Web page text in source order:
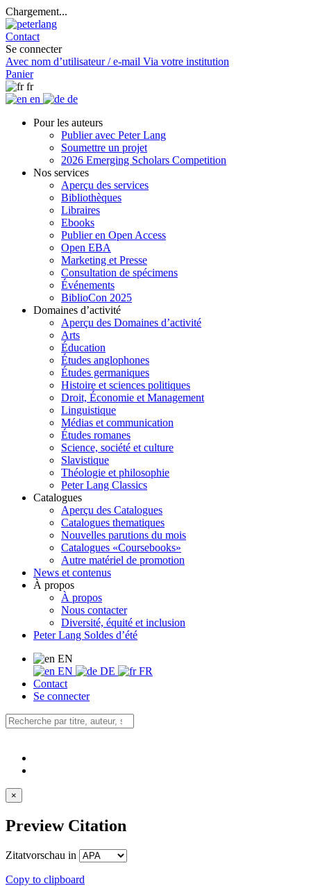
Chargement...
Contact
Se connecter
Avec nom d’utilisateur / e-mail Via votre institution
Panier
fr
en
de
Pour les auteurs
Publier avec Peter Lang
Soumettre un projet
2026 Emerging Scholars Competition
Nos services
Aperçu des services
Bibliothèques
Libraires
Ebooks
Publier en Open Access
Open EBA
Marketing et Presse
Consultation de spécimens
Événements
BiblioCon 2025
Domaines d’activité
Aperçu des Domaines d’activité
Arts
Éducation
Études anglophones
Études germaniques
Histoire et sciences politiques
Droit, Économie et Management
Linguistique
Médias et communication
Études romanes
Science, société et culture
Slavistique
Théologie et philosophie
Peter Lang Classics
Catalogues
Aperçu des Catalogues
Catalogues thematiques
Nouvelles parutions du mois
Catalogues «Coursebooks»
Autre matériel de promotion
News et contenus
À propos
À propos
Nous contacter
Diversité, équité et inclusion
Peter Lang Soldes d’été
EN
EN
DE
FR
Contact
Se connecter
×
Preview Citation
Zitatvorschau in
Copy to clipboard